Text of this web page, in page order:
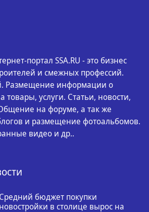
портал SSA.RU - это бизнес
и смежных профессий.
Размещение информации о
услуги. Статьи, новости,
на форуме, а так же
и размещение фотоальбомов.
видео и др..
Средний бюджет покупки
новостройки в столице вырос на